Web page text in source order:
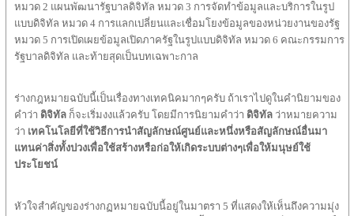
หมวด 2 แผนพัฒนารัฐบาลดิจิทัล หมวด 3 การจัดทำข้อมูลและบริการในรูป
แบบดิจิทัล หมวด 4 การแลกเปลี่ยนและเชื่อมโยงข้อมูลของหน่วยงานของรัฐ
หมวด 5 การเปิดเผยข้อมูลเปิดภาครัฐในรูปแบบดิจิทัล หมวด 6 คณะกรรมการ
รัฐบาลดิจิทัล และท้ายสุดเป็นบทเฉพาะกาล
ร่างกฎหมายฉบับนี้เป็นเรื่องทางเทคนิคมากๆครับ ถ้าเราไปดูในคำนิยามของ
คำว่า ดิจิทัล ก็จะเริ่มงงแล้วครับ โดยมีการนิยามคำว่า ดิจิทัล ว่าหมายความ
ว่า เทคโนโลยีที่ใช้วิธีการนำสัญลักษณ์ศูนย์และหนึ่งหรือสัญลักษณ์อื่นมา
แทนค่าสิ่งทั้งปวงเพื่อใช้สร้างหรือก่อให้เกิดระบบต่างๆเพื่อให้มนุษย์ใช้
ประโยชน์
หัวใจสำคัญของร่างกฏหมายฉบับนี้อยู่ในมาตรา 5 ที่แสดงให้เห็นถึงความมุ่ง